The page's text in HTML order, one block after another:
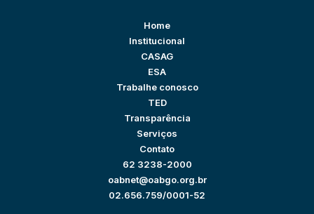
Home
Institucional
CASAG
ESA
Trabalhe conosco
TED
Transparência
Serviços
Contato
62 3238-2000
oabnet@oabgo.org.br
02.656.759/0001-52